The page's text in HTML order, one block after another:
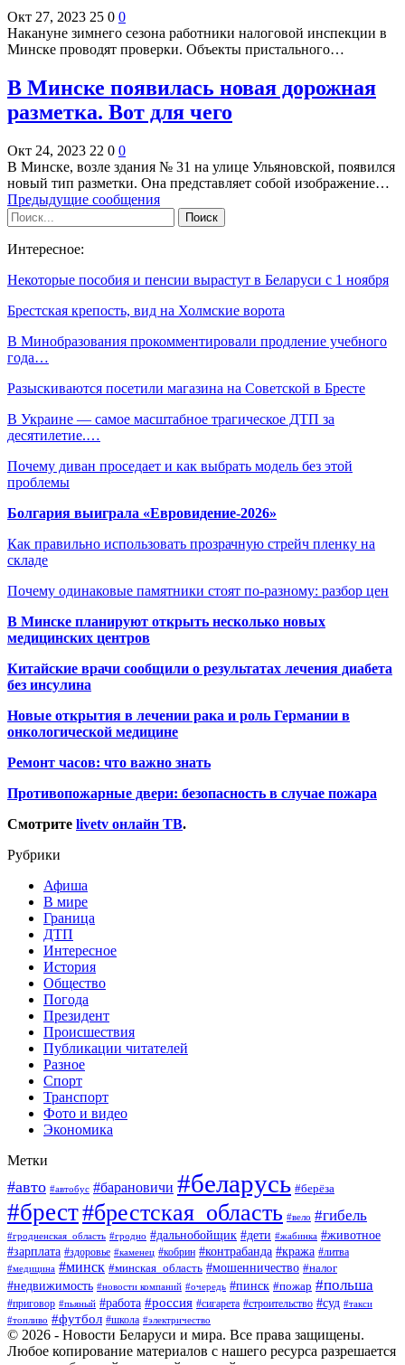
Окт 27, 2023 25 0 0
Накануне зимнего сезона работники налоговой инспекции в
Минске проводят проверки. Объекты пристального…
В Минске появилась новая дорожная
разметка. Вот для чего
Окт 24, 2023 22 0 0
В Минске, возле здания № 31 на улице Ульяновской, появился
новый тип разметки. Она представляет собой изображение…
Предыдущие сообщения
Интересное:
Некоторые пособия и пенсии вырастут в Беларуси с 1 ноября
Брестская крепость, вид на Холмские ворота
В Минобразования прокомментировали продление учебного
года…
Разыскиваются посетили магазина на Советской в Бресте
В Украине — самое масштабное трагическое ДТП за
десятилетие.…
Почему диван проседает и как выбрать модель без этой
проблемы
Болгария выиграла «Евровидение-2026»
Как правильно использовать прозрачную стрейч пленку на
складе
Почему одинаковые памятники стоят по-разному: разбор цен
В Минске планируют открыть несколько новых
медицинских центров
Китайские врачи сообщили о результатах лечения диабета
без инсулина
Новые открытия в лечении рака и роль Германии в
онкологической медицине
Ремонт часов: что важно знать
Противопожарные двери: безопасность в случае пожара
Смотрите livetv онлайн ТВ.
Рубрики
Афиша
В мире
Граница
ДТП
Интересное
История
Общество
Погода
Президент
Происшествия
Публикации читателей
Разное
Спорт
Транспорт
Фото и видео
Экономика
Метки
#авто #автобус #барановичи #беларусь #берёза
#брест#брестская_область #вело #гибель
#гродненская_область #гродно #дальнобойщик #дети #жабинка #животное
#зарплата #здоровье #каменец #кобрин #контрабанда #кража #литва
#медицина #минск #минская_область #мошенничество #налог
#недвижимость #новости компаний #очередь #пинск #пожар #польша
#приговор #пьяный #работа #россия #сигарета #строительство #суд #такси
#топливо #футбол #школа #электричество
© 2026 - Новости Беларуси и мира. Все права защищены.
Любое копирование материалов с нашего ресурса разрешается